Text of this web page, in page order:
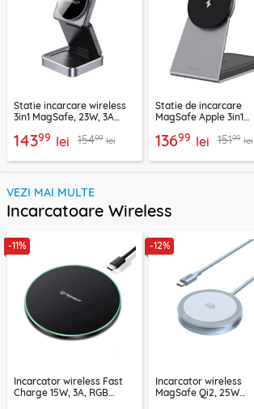
Statie incarcare wireless
3in1 MagSafe, 23W, 3A
14399 lei 15499 lei
Statie de incarcare
MagSafe Apple 3in1
WSOP15020003
13699 lei 15199 lei
VEZI MAI MULTE
Incarcatoare Wireless
-11%
Incarcator wireless Fast
Charge 15W, 3A, RGB
-12%
Incarcator wireless
MagSafe Qi2, 25W